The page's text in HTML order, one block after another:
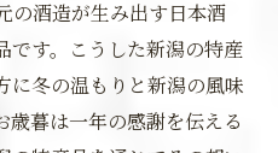
の酒造が生み出す日本酒
です。こうした新潟の特産
に冬の温もりと新潟の風味
歳暮は一年の感謝を伝える